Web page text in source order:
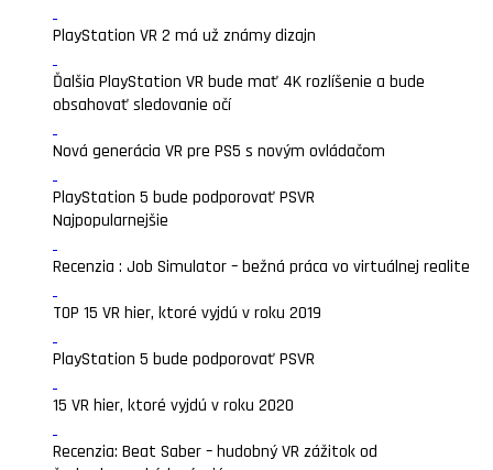
PlayStation VR 2 má už známy dizajn
Ďalšia PlayStation VR bude mať 4K rozlíšenie a bude
obsahovať sledovanie očí
Nová generácia VR pre PS5 s novým ovládačom
PlayStation 5 bude podporovať PSVR
Najpopularnejšie
Recenzia : Job Simulator – bežná práca vo virtuálnej realite
TOP 15 VR hier, ktoré vyjdú v roku 2019
PlayStation 5 bude podporovať PSVR
15 VR hier, ktoré vyjdú v roku 2020
Recenzia: Beat Saber – hudobný VR zážitok od